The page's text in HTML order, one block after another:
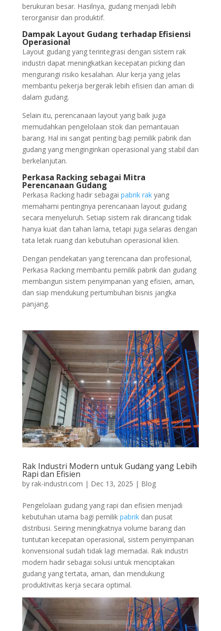
berukuran besar. Hasilnya, gudang menjadi lebih
terorganisir dan produktif.
Dampak Layout Gudang terhadap Efisiensi
Operasional
Layout gudang yang terintegrasi dengan sistem rak
industri dapat meningkatkan kecepatan picking dan
mengurangi risiko kesalahan. Alur kerja yang jelas
membantu pekerja bergerak lebih efisien dan aman di
dalam gudang.
Selain itu, perencanaan layout yang baik juga
memudahkan pengelolaan stok dan pemantauan
barang. Hal ini sangat penting bagi pemilik pabrik dan
gudang yang menginginkan operasional yang stabil dan
berkelanjutan.
Perkasa Racking sebagai Mitra
Perencanaan Gudang
Perkasa Racking hadir sebagai pabrik rakyang
memahami pentingnya perencanaan layout gudang
secara menyeluruh. Setiap sistem rak dirancang tidak
hanya kuat dan tahan lama, tetapi juga selaras dengan
tata letak ruang dan kebutuhan operasional klien.
Dengan pendekatan yang terencana dan profesional,
Perkasa Racking membantu pemilik pabrik dan gudang
membangun sistem penyimpanan yang efisien, aman,
dan siap mendukung pertumbuhan bisnis jangka
panjang.
Rak Industri Modern untuk Gudang yang Lebih
Rapi dan Efisien
by rak-industri.com | Dec 13, 2025 | Blog
Pengelolaan gudang yang rapi dan efisien menjadi
kebutuhan utama bagi pemilik pabrikdan pusat
distribusi. Seiring meningkatnya volume barang dan
tuntutan kecepatan operasional, sistem penyimpanan
konvensional sudah tidak lagi memadai. Rak industri
modern hadir sebagai solusi untuk menciptakan
gudang yang tertata, aman, dan mendukung
produktivitas kerja secara optimal.